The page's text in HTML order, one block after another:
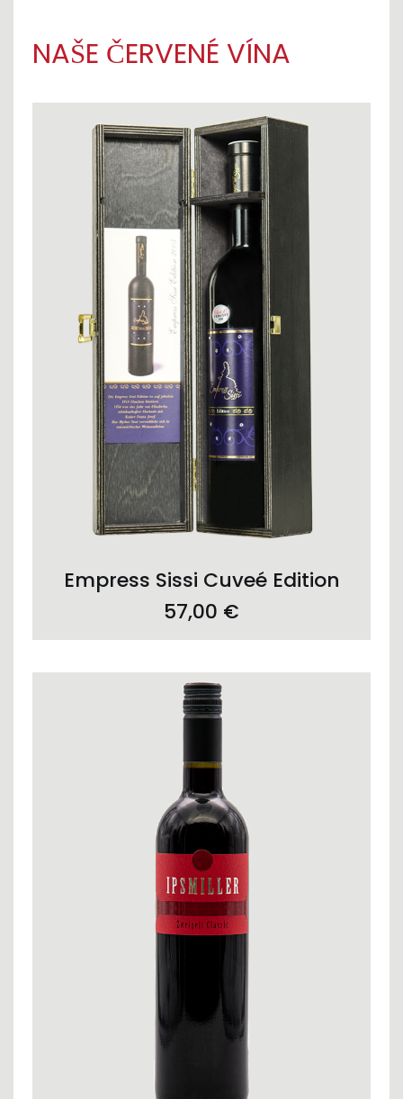
NAŠE ČERVENÉ VÍNA
ADD TO CART
Empress Sissi Cuveé Edition
57,00 €